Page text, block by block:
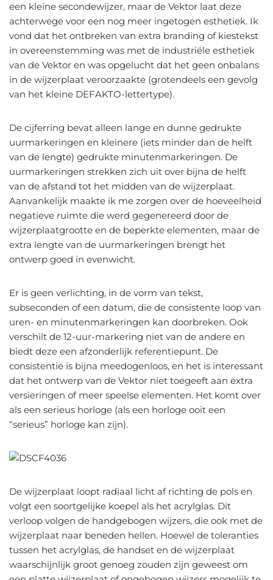
een kleine secondewijzer, maar de Vektor laat deze
achterwege voor een nog meer ingetogen esthetiek. Ik
vond dat het ontbreken van extra branding of kiestekst
in overeenstemming was met de industriële esthetiek
van de Vektor en was opgelucht dat het geen onbalans
in de wijzerplaat veroorzaakte (grotendeels een gevolg
van het kleine DEFAKTO-lettertype).
De cijferring bevat alleen lange en dunne gedrukte
uurmarkeringen en kleinere (iets minder dan de helft
van de lengte) gedrukte minutenmarkeringen. De
uurmarkeringen strekken zich uit over bijna de helft
van de afstand tot het midden van de wijzerplaat.
Aanvankelijk maakte ik me zorgen over de hoeveelheid
negatieve ruimte die werd gegenereerd door de
wijzerplaatgrootte en de beperkte elementen, maar de
extra lengte van de uurmarkeringen brengt het
ontwerp goed in evenwicht.
Er is geen verlichting, in de vorm van tekst,
subseconden of een datum, die de consistente loop van
uren- en minutenmarkeringen kan doorbreken. Ook
verschilt de 12-uur-markering niet van de andere en
biedt deze een afzonderlijk referentiepunt. De
consistentie is bijna meedogenloos, en het is interessant
dat het ontwerp van de Vektor niet toegeeft aan extra
versieringen of meer speelse elementen. Het komt over
als een serieus horloge (als een horloge ooit een
“serieus” horloge kan zijn).
De wijzerplaat loopt radiaal licht af richting de pols en
volgt een soortgelijke koepel als het acrylglas. Dit
verloop volgen de handgebogen wijzers, die ook met de
wijzerplaat naar beneden hellen. Hoewel de toleranties
tussen het acrylglas, de handset en de wijzerplaat
waarschijnlijk groot genoeg zouden zijn geweest om